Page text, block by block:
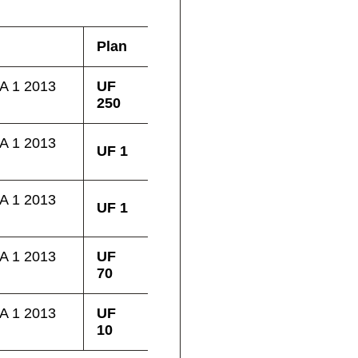
Plan
1 2013
UF
250
1 2013 UF 1
1 2013 UF 1
1 2013
UF
70
1 2013
UF
10